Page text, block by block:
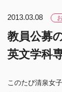
2013.03.08
教員公募
英文学科
このたび清泉女